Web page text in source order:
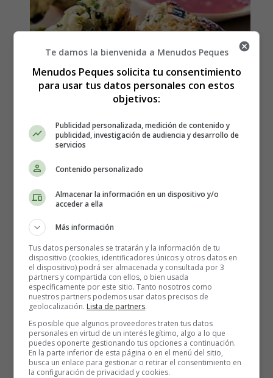
Cómo hacer Hamburguesas
asiáticas de pollo - Recetas
Los ingredientes que necesitas son:
800 gramos de carne picada de pollo
2 huevos
1 chile rojo largo, finamente picado
Ajo (2 dientes), finamente picado
2 cucharadas de cilantro fresco, picado
1 cucharada de hojas de albahaca, picadas
3 cucharadas de cebolla tierna, picada
Te damos la bienvenida a Menudos Peques
Menudos Peques solicita tu consentimiento
para usar tus datos personales con estos
objetivos:
Publicidad personalizada, medición de contenido y
publicidad, investigación de audiencia y desarrollo de
servicios
Contenido personalizado
Almacenar la información en un dispositivo y/o
acceder a ella
Más información
Tus datos personales se tratarán y la información de tu
dispositivo (cookies, identificadores únicos y otros datos en
el dispositivo) podrá ser almacenada y consultada por 3
partners y compartida con ellos, o bien usada
específicamente por este sitio. Tanto nosotros como
nuestros partners podemos usar datos precisos de
geolocalización. Lista de partners.
Es posible que algunos proveedores traten tus datos
personales en virtud de un interés legítimo, algo a lo que
puedes oponerte gestionando tus opciones a continuación.
En la parte inferior de esta página o en el menú del sitio,
busca un enlace para gestionar o retirar el consentimiento en
la configuración de privacidad y cookies.